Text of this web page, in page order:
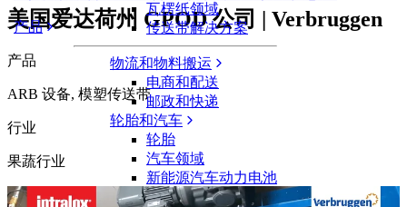
产品
瓦楞纸领域
传送带解决方案
物流和物料搬运
电商和配送
邮政和快递
轮胎和汽车
轮胎
汽车领域
新能源汽车动力电池
工业
美国爱达荷州 GPOD 公司 | Verbruggen
产品
ARB 设备, 模塑传送带
行业
果蔬行业